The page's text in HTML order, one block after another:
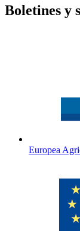
Boletines y
Europea